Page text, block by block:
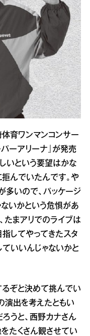
育ワンマンコンサー
パーアリーナ』が発売
いという要望はかな
拒んでいたんです。や
多いので、パッケージ
ないかという危惧があ
たまアリでのライブは
してやってきたスタ
ていいんじゃないかと
るぞと決めて挑んでい
演出を考えたともい
うと、西野カナさん
たくさん観させてい